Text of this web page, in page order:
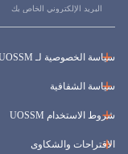
سياسة الخصوصية لـ UOSSM
سياسة الشفافية
شروط الاستخدام UOSSM
الاقتراحات والشكاوى